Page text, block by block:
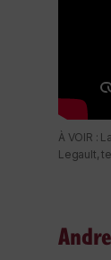
À VOIR :
Legault,